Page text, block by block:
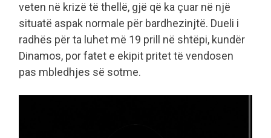
veten në krizë të thellë, gjë që ka çuar në një
situatë aspak normale për bardhezinjtë. Dueli i
radhës për ta luhet më 19 prill në shtëpi, kundër
Dinamos, por fatet e ekipit pritet të vendosen
pas mbledhjes së sotme.